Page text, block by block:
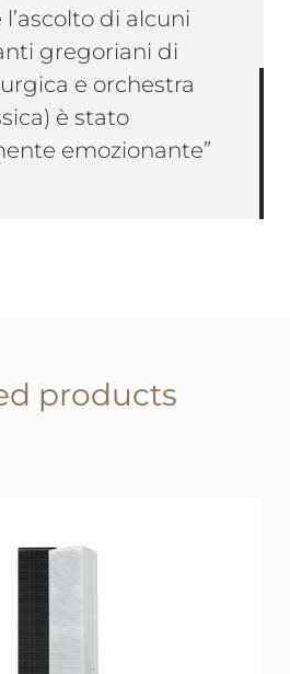
di alcuni
gregoriani di
e orchestra
è stato
emozionante”
products